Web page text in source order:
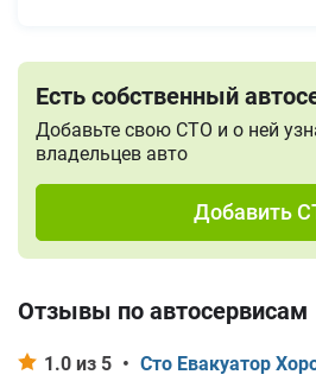
Есть собственный
Добавьте свою СТО и о ней
владельцев авто
Добавить
Отзывы по автосервисам
1.0 из 5 • Сто Евакуатор